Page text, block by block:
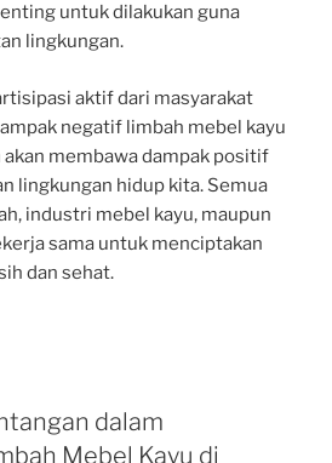
untuk dilakukan guna
lingkungan.
aktif dari masyarakat
negatif limbah mebel kayu
membawa dampak positif
lingkungan hidup kita. Semua
industri mebel kayu, maupun
sama untuk menciptakan
dan sehat.
dalam
Mebel Kayu di